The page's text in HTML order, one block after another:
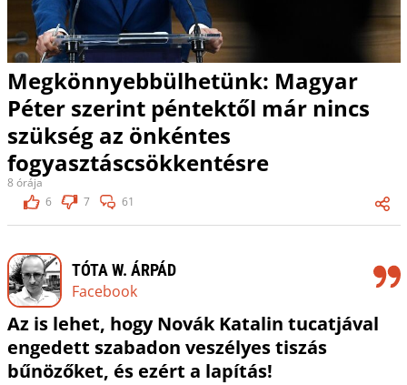
Megkönnyebbülhetünk: Magyar
Péter szerint péntektől már nincs
szükség az önkéntes
fogyasztáscsökkentésre
8 órája
6
7 61
TÓTA W. ÁRPÁD
Facebook
Az is lehet, hogy Novák Katalin tucatjával
engedett szabadon veszélyes tiszás
bűnözőket, és ezért a lapítás!